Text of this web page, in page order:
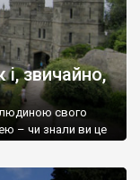
звичайно,
свого
– чи знали ви це